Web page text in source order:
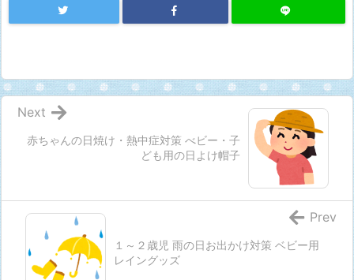
赤ちゃんの日焼け・熱中症対策 べビー・子
ども用の日よけ帽子
Next
１～２歳児 雨の日お出かけ対策 ベビー用
レイングッズ
Prev